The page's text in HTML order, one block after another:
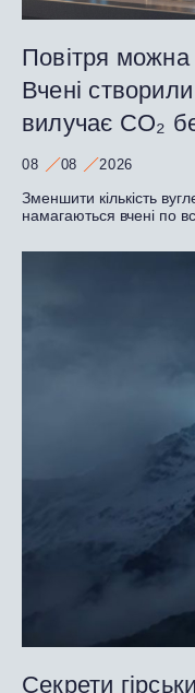
Повітря
Вчені
вилучає CO₂
08 08 2026
Зменшити кількість
намагаються вчені по
Секрети